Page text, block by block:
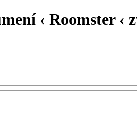
‹ Roomster ‹